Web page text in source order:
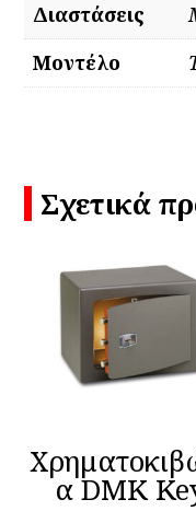
Διαστάσεις
Μοντέλο
Σχετικά
α DMK